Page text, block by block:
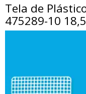
Tela de
475289-10